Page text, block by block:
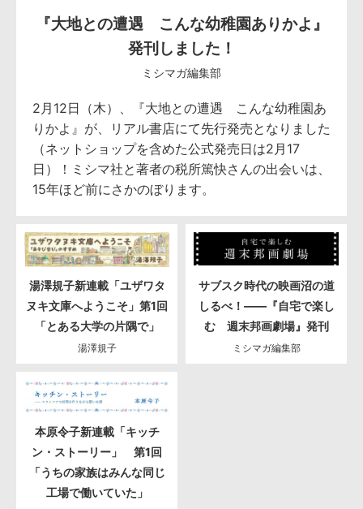
『大地との遭遇 こんな幼稚園ありかよ』
発刊しました！
ミシマガ編集部
2月12日（木）、『大地との遭遇 こんな幼稚園あ
りかよ』が、リアル書店にて先行発売となりました
（ネットショップを含めた公式発売日は2月17
日）！ミシマ社と著者の税所篤快さんの出会いは、
15年ほど前にさかのぼります。
湯澤規子新連載「ユザワタ
ヌキ文庫へようこそ」第1回
「とある大学の片隅で」
湯澤規子
サブスク時代の映画沼の道
しるべ！――『自宅で楽し
む 週末邦画劇場』発刊
ミシマガ編集部
本原令子新連載「キッチ
ン・ストーリー」 第1回
「うちの家族はみんな同じ
工場で働いていた」